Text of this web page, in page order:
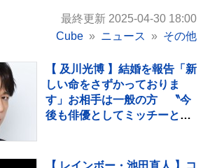
最終更新 2025-04-30 18:00
Cube
ニュース その他
【 及川光博 】結婚を報告「新
しい命をさずかっておりま
す」お相手は一般の方 〝今
後も俳優としてミッチーとし